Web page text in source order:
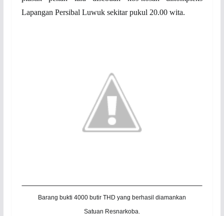
Lapangan Persibal Luwuk sekitar pukul 20.00 wita.
Barang bukti 4000 butir THD yang berhasil diamankan
Satuan Resnarkoba.